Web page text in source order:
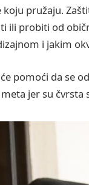
pružaju.
ili probiti od
i jakim
pomoći da se
jer su